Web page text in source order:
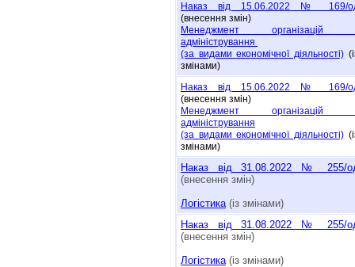
Наказ від 15.06.2022 № 169/
(внесення змін)
Менеджмент організацій
адміністрування
(за видами економічної діяльності)
змінами)
Наказ від 15.06.2022 № 169/
(внесення змін)
Менеджмент організацій
адміністрування
(за видами економічної діяльності)
змінами)
Наказ від 31.08.2022 № 255/
(внесення змін)
Логістика(із змінами)
Наказ від 31.08.2022 № 255/
(внесення змін)
Логістика(із змінами)